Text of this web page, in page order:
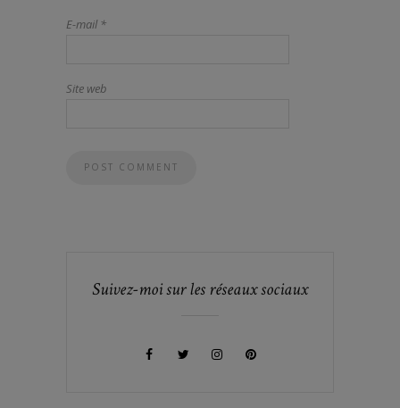
E-mail*
Site web
Suivez-moi sur les réseaux sociaux